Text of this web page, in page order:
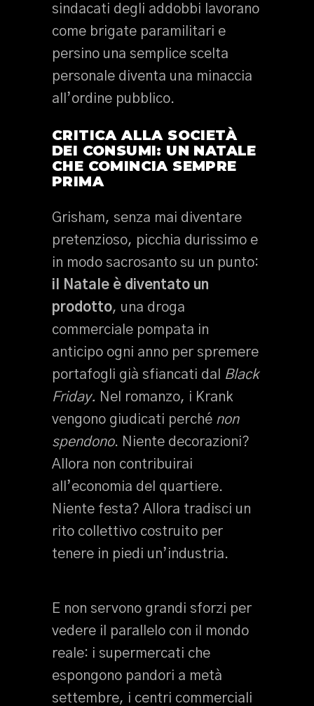
sindacati degli addobbi lavorano
come brigate paramilitari e
persino una semplice scelta
personale diventa una minaccia
all’ordine pubblico.
CRITICA ALLA SOCIETÀ
DEI CONSUMI: UN NATALE
CHE COMINCIA SEMPRE
PRIMA
Grisham, senza mai diventare
pretenzioso, picchia durissimo e
in modo sacrosanto su un punto:
il Natale è diventato un
prodotto, una droga
commerciale pompata in
anticipo ogni anno per spremere
portafogli già sfiancati dal Black
Friday. Nel romanzo, i Krank
vengono giudicati perché non
spendono. Niente decorazioni?
Allora non contribuirai
all’economia del quartiere.
Niente festa? Allora tradisci un
rito collettivo costruito per
tenere in piedi un’industria.
E non servono grandi sforzi per
vedere il parallelo con il mondo
reale: i supermercati che
espongono pandori a metà
settembre, i centri commerciali